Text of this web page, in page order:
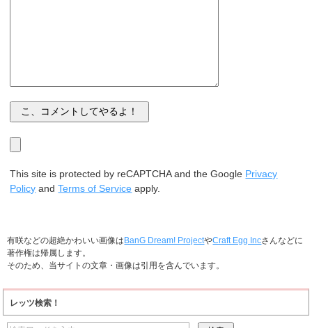
This site is protected by reCAPTCHA and the Google Privacy
Policy andTerms of Service apply.
有咲などの超絶かわいい画像は BanG Dream! ProjectやCraft Egg Incさんなどに
著作権は帰属します。
そのため、当サイトの文章・画像は引用を含んでいます。
レッツ検索！